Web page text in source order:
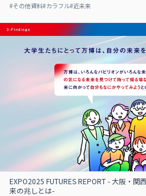
#その他資料#カラフル#近未来
EXPO2025 FUTURES REPORT - 大阪・関
来の兆しとは-